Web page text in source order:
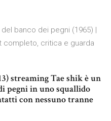
banco dei pegni (1965) |
completo, critica e guarda
streaming Tae shik è un
pegni in uno squallido
con nessuno tranne